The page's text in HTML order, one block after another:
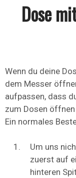
Dose
Wenn du deine
dem Messer
aufpassen, dass
zum Dosen
Ein normales
Um uns
zuerst auf
hinteren